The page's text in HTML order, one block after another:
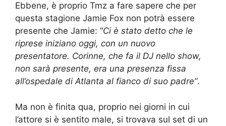
Ebbene, è proprio Tmz a fare sapere che per
questa stagione Jamie Fox non potrà essere
presente che Jamie: “Ci è stato detto che le
riprese iniziano oggi, con un nuovo
presentatore. Corinne, che fa il DJ nello show,
non sarà presente, era una presenza fissa
all’ospedale di Atlanta al fianco di suo padre”.
Ma non è finita qua, proprio nei giorni in cui
l’attore si è sentito male, si trovava sul set di un